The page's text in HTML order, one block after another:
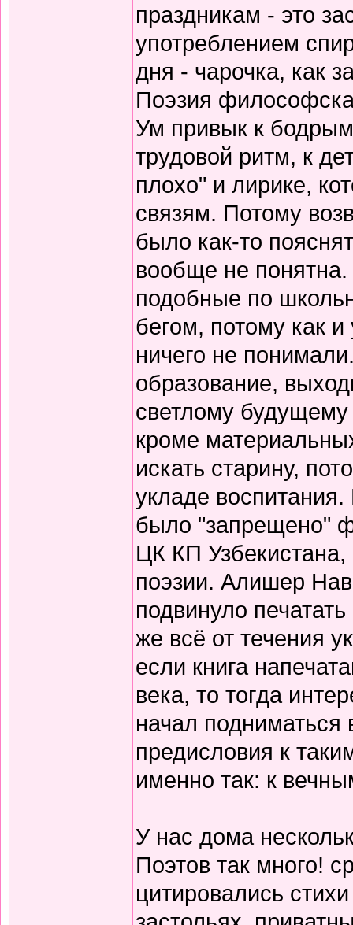
праздникам - это
употреблением
дня - чарочка, как
Поэзия
Ум привык к
трудовой ритм, к
плохо" и лирике,
связям. Потому
было как-то
вообще не
подобные по
бегом, потому как
ничего не
образование,
светлому
кроме
искать старину,
укладе воспитания.
было "запрещено"
ЦК КП
поэзии. Алишер
подвинуло
же всё от течения
если книга
века, то тогда
начал
предисловия к
именно так: к
У нас дома
Поэтов так много!
цитировались